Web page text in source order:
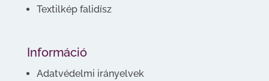
Textilkép falidísz
Információ
Adatvédelmi irányelvek